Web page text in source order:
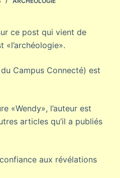
ce post qui vient de
«l’archéologie».
Campus Connecté) est
«Wendy», l’auteur est
articles qu’il a publiés
aux révélations